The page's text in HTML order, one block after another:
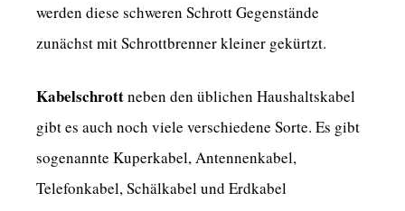
werden diese schweren Schrott Gegenstände
zunächst mit Schrottbrenner kleiner gekürtzt.
Kabelschrottneben den üblichen Haushaltskabel
gibt es auch noch viele verschiedene Sorte. Es gibt
sogenannte Kuperkabel, Antennenkabel,
Telefonkabel, Schälkabel und Erdkabel